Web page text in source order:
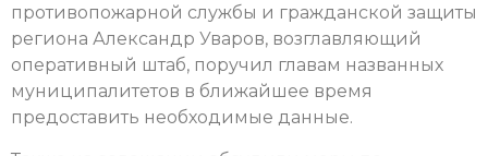
противопожарной службы и гражданской защиты
региона Александр Уваров, возглавляющий
оперативный штаб, поручил главам названных
муниципалитетов в ближайшее время
предоставить необходимые данные.